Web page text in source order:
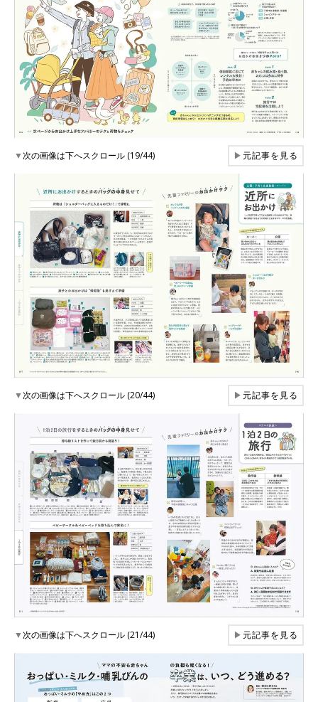
▼次の画像は下へスクロール (19/44) ▶元記事を見る
▼次の画像は下へスクロール (20/44) ▶元記事を見る
▼次の画像は下へスクロール (21/44) ▶元記事を見る